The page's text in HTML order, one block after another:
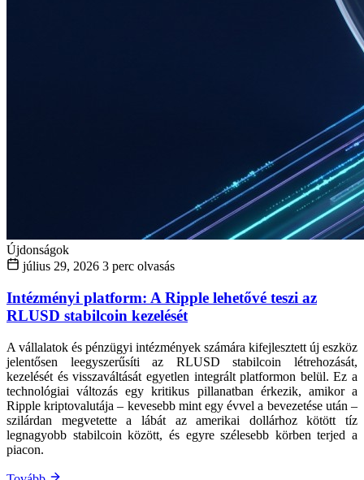
Újdonságok
július 29, 2026 3 perc olvasás
Intézményi platform: A Ripple lehetővé teszi az
RLUSD stabilcoin kezelését
A vállalatok és pénzügyi intézmények számára kifejlesztett új eszköz
jelentősen leegyszerűsíti az RLUSD stabilcoin létrehozását,
kezelését és visszaváltását egyetlen integrált platformon belül. Ez a
technológiai változás egy kritikus pillanatban érkezik, amikor a
Ripple kriptovalutája – kevesebb mint egy évvel a bevezetése után –
szilárdan megvetette a lábát az amerikai dollárhoz kötött tíz
legnagyobb stabilcoin között, és egyre szélesebb körben terjed a
piacon.